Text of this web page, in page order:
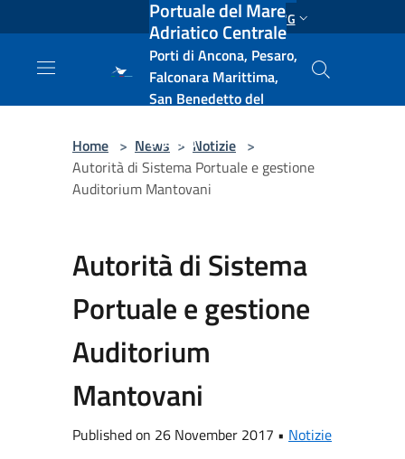
Salta al contenuto principale ENG
Portuale del Mare
Adriatico Centrale
Porti di Ancona, Pesaro,
Falconara Marittima,
San Benedetto del
e Vasto
Home > News > Notizie >
Autorità di Sistema Portuale e gestione
Auditorium Mantovani
Autorità di Sistema
Portuale e gestione
Auditorium
Mantovani
Published on 26 November 2017 • Notizie